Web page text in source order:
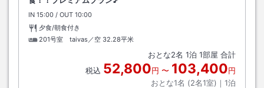
IN チェックイン
15:00 / OUT チェックアウト
10:00
夕食/朝食付き
201号室 taivas／空 32.28平米
おとな2名 1泊 1部屋 合計
税込 52,800円 〜 103,400円
おとな1名 (2名1室)｜ 1泊